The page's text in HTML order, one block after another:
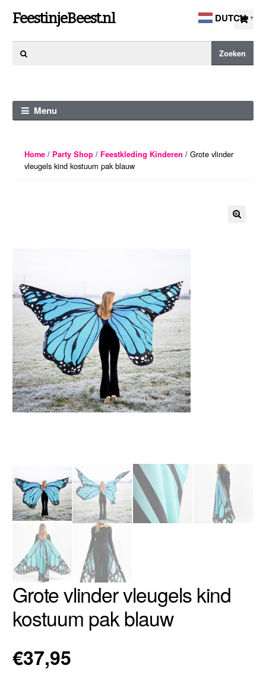
Ga
naar
navigatie
Ga
naar
de
FeestinjeBeest.nl
naar:
Zoeken
Menu
Home/ Party Shop/ Feestkleding Kinderen / Grote vlinder
vleugels kind kostuum pak blauw
Grote vlinder vleugels kind
kostuum pak blauw
€37,95
DUTCH ▼